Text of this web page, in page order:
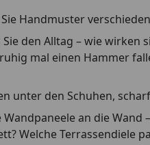
Handmuster
den Alltag – wie wirken
mal einen Hammer
unter den Schuhen,
Wandpaneele an die
Welche Terrassendiele